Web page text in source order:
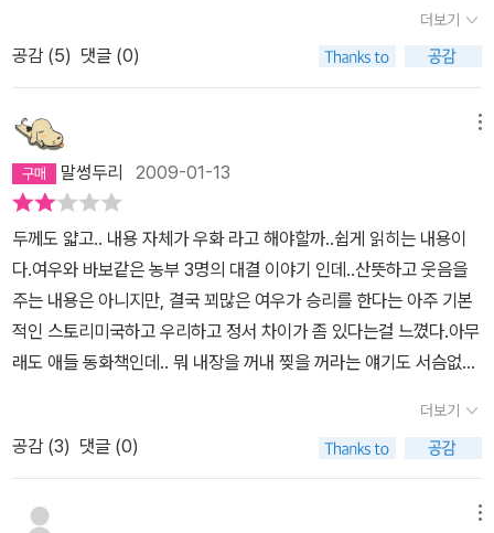
싶어 안달이나 달려드는 무리가 있다는사실에서 시작한다. 그들은 형
편없이 우스꽝스럽고 불결하기 그지없는 외모에 기이하고 혐오스러
그자체인 세명의 캐릭터들이 Mr. Fantastic Fox와 죄없는 그의 가
족을 무자비하게 소탕하려는 작전을 펼칠 때 그들의 냉혹함과 모진
탐욕에 혀를 내두르며 분개를 느끼는 것은 비단 아이들만이 아닐 것
이다. 또한 탐욕에 눈이 먼 포학한 그들의 빈틈을 노려 자신의 가족을
비롯하여 자기로 하여금 피해를 입은 다른 동굴 동물 가족들-오소리,
두더지, 토끼, 족제비-까지 헤아리며 전장의 한복판에서 나쁜 무리들
의 소굴로 정면 돌파하여 음식을 훔쳐내고 모두를 위한 만찬을 벌이
는 장면에서 의기양양한 승리감에 도취되지 않을 수 없을 것이다. 단
있다. 그러나 악을 징벌하는 방법에 있어선 권선징악의 사자성어처럼
관용적이지 않다는데 그의 소설이 갖는 창의적인 매력을 찾을 수 있
다. 그의 소설에 나오는 착한 캐릭터들은 결코 약하지 않다. 이분법적
으로 흑과 백으로 나눈다면 천사의 날개처럼 혹은 겨울밤 눈처럼 순
무리가 따르긴 했지만 이야기의 줄거리를 잡는데 큰 무리는 없었다.
그렇다 하더라도 영어의 초보들은 그리 만만하게 보아서는 안될것 같
다.
더보기
공감 (5) 댓글 (0)
말썽두리 2009-01-13
두께도 얇고.. 내용 자체가 우화 라고 해야할까..쉽게 읽히는 내용이
다.여우와 바보같은 농부 3명의 대결 이야기 인데..산뜻하고 웃음을
주는 내용은 아니지만, 결국 꾀많은 여우가 승리를 한다는 아주 기본
적인 스토리미국하고 우리하고 정서 차이가 좀 있다는걸 느꼈다.아무
래도 애들 동화책인데.. 뭐 내장을 꺼내 찢을 꺼라는 얘기도 서슴없이
텅구리~ 혼내줄꺼야~ 뭐 이런정도의 늬앙스가 아닐까 한다.아이가
읽기엔 책이 갱지 라서.. 그런지 관심을 보이지는 않는것 같다.미국책
은 정말 책의 질이 별루~~ 그쪽 사람들은양보다 질이라니까 뭐..내용
좋은걸 더 최고로 친다고 하니...그런가보다.로알드 달이 유명하다고
더보기
공감 (3) 댓글 (0)